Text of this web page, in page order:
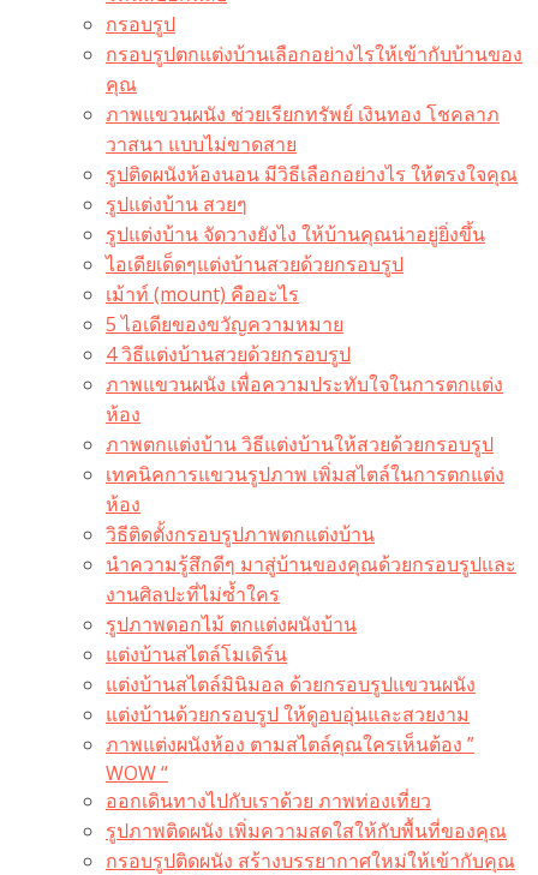
กรอบรูป
กรอบรูปตกแต่งบ้านเลือกอย่างไรให้เข้ากับบ้านของ
คุณ
ภาพแขวนผนัง ช่วยเรียกทรัพย์ เงินทอง โชคลาภ
วาสนา แบบไม่ขาดสาย
รูปติดผนังห้องนอน มีวิธีเลือกอย่างไร ให้ตรงใจคุณ
รูปแต่งบ้าน สวยๆ
รูปแต่งบ้าน จัดวางยังไง ให้บ้านคุณน่าอยู่ยิ่งขึ้น
ไอเดียเด็ดๆแต่งบ้านสวยด้วยกรอบรูป
เม้าท์ (mount) คืออะไร​
5 ไอเดียของขวัญความหมาย
4 วิธีแต่งบ้านสวยด้วยกรอบรูป
ภาพแขวนผนัง เพื่อความประทับใจในการตกแต่ง
ห้อง
ภาพตกแต่งบ้าน วิธีแต่งบ้านให้สวยด้วยกรอบรูป
เทคนิคการแขวนรูปภาพ เพิ่มสไตล์ในการตกแต่ง
ห้อง
วิธีติดตั้งกรอบรูปภาพตกแต่งบ้าน
นำความรู้สึกดีๆ มาสู่บ้านของคุณด้วยกรอบรูปและ
งานศิลปะที่ไม่ซ้ำใคร
รูปภาพดอกไม้ ตกแต่งผนังบ้าน
แต่งบ้านสไตล์โมเดิร์น
แต่งบ้านสไตล์มินิมอล ด้วยกรอบรูปแขวนผนัง
แต่งบ้านด้วยกรอบรูป ให้ดูอบอุ่นและสวยงาม
ภาพแต่งผนังห้อง ตามสไตล์คุณใครเห็นต้อง ”
WOW “
ออกเดินทางไปกับเราด้วย ภาพท่องเที่ยว
รูปภาพติดผนัง เพิ่มความสดใสให้กับพื้นที่ของคุณ
กรอบรูปติดผนัง สร้างบรรยากาศใหม่ให้เข้ากับคุณ